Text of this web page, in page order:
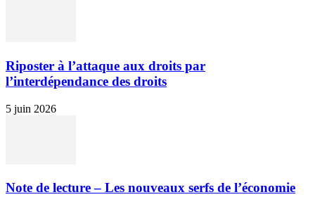
Riposter à l’attaque aux droits par
l’interdépendance des droits
5 juin 2026
Note de lecture – Les nouveaux serfs de l’économie